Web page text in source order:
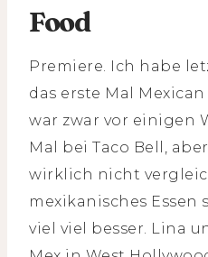
Food
Premiere. Ich habe
das erste Mal
war zwar vor einigen
Mal bei Taco Bell,
wirklich nicht
mexikanisches
viel viel besser. Lina